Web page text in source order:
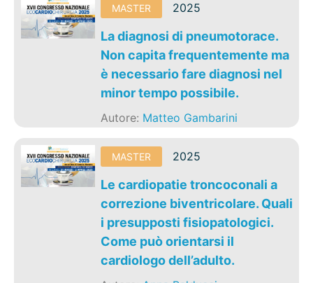
MASTER 2025
La diagnosi di pneumotorace.
Non capita frequentemente ma
è necessario fare diagnosi nel
minor tempo possibile.
Autore: Matteo Gambarini
MASTER 2025
Le cardiopatie troncoconali a
correzione biventricolare. Quali
i presupposti fisiopatologici.
Come può orientarsi il
cardiologo dell’adulto.